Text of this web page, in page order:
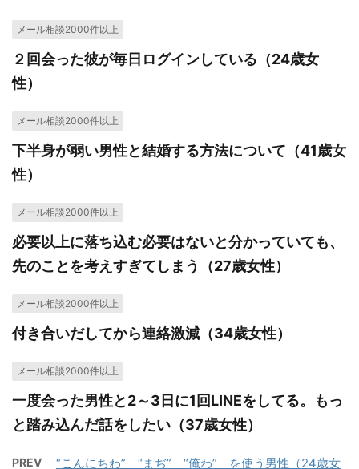
メール相談2000件以上
２回会った彼が毎日ログインしている（24歳女
性）
メール相談2000件以上
下半身が弱い男性と結婚する方法について（41歳女
性）
メール相談2000件以上
必要以上に落ち込む必要はないと分かっていても、
先のことを考えすぎてしまう（27歳女性）
メール相談2000件以上
付き合いだしてから連絡激減（34歳女性）
メール相談2000件以上
一度会った男性と2～3日に1回LINEをしてる。もっ
と踏み込んだ話をしたい（37歳女性）
PREV
“こんにちわ” “まぢ” “俺わ” を使う男性（24歳女